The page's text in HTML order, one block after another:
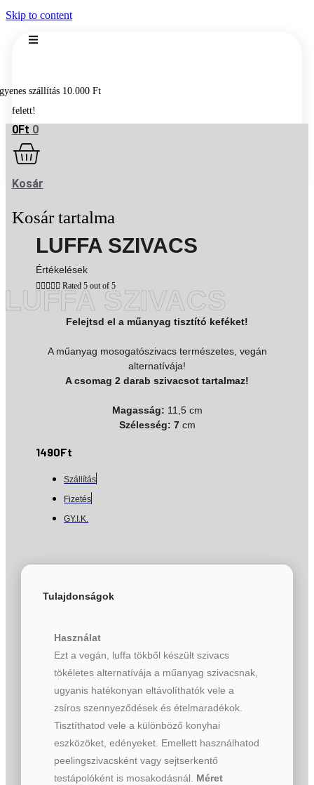
Skip to content
0Ft 0
Kosár
LUFFA SZIVACS
LUFFA SZIVACS
Értékelések
 Rated 5 out of 5
Felejtsd el a műanyag tisztító keféket!
A műanyag mosogatószivacs természetes, vegán
alternatívája!
A csomag 2 darab szivacsot tartalmaz!
Magasság: 11,5 cm
Szélesség: 7cm
1490Ft
Szállítás
Fizetés
GY.I.K.
Tulajdonságok
Használat
Ezt a vegán, luffa tökből készült szivacs
tökéletes alternatívája a műanyag szivacsnak,
ugyanis hatékonyan eltávolíthatók vele a
zsíros szennyeződések és ételmaradékok.
Tisztíthatod vele a különböző konyhai
eszközöket, edényeket. Emellett használhatod
peelingszivacsként vagy sejtserkentő
testápolóként is mosakodásnál. Méret